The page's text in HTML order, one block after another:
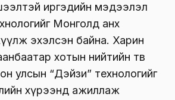
иргэдийн мэдээлэл
Монголд анх
эхэлсэн байна. Харин
хотын нийтийн төв
улсын “Дэйзи” технологийг
хүрээнд ажиллаж